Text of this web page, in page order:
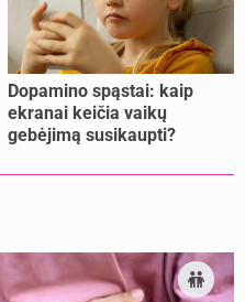
Dopamino spąstai: kaip
ekranai keičia vaikų
gebėjimą susikaupti?